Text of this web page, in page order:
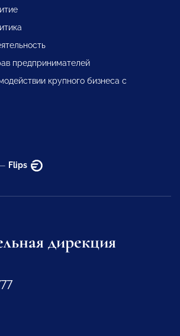
предпринимателей
крупного бизнеса с
Flips
дирекция